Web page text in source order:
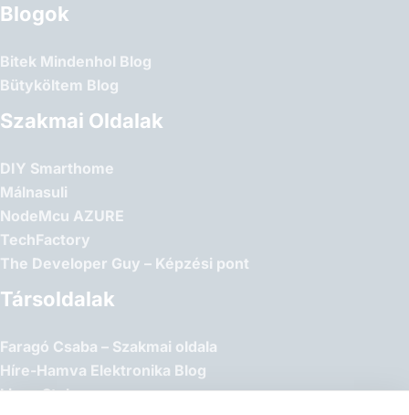
Blogok
Bitek Mindenhol Blog
Bütyköltem Blog
Szakmai Oldalak
DIY Smarthome
Málnasuli
NodeMcu AZURE
TechFactory
The Developer Guy – Képzési pont
Társoldalak
Faragó Csaba – Szakmai oldala
Híre-Hamva Elektronika Blog
Linux Styler